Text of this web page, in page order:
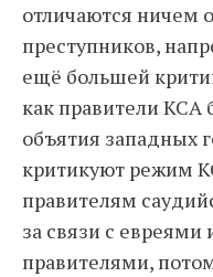
отличаются ничем
преступников,
ещё большей
как правители КСА
объятия западных
критикуют режим
правителям
за связи с
правителями,